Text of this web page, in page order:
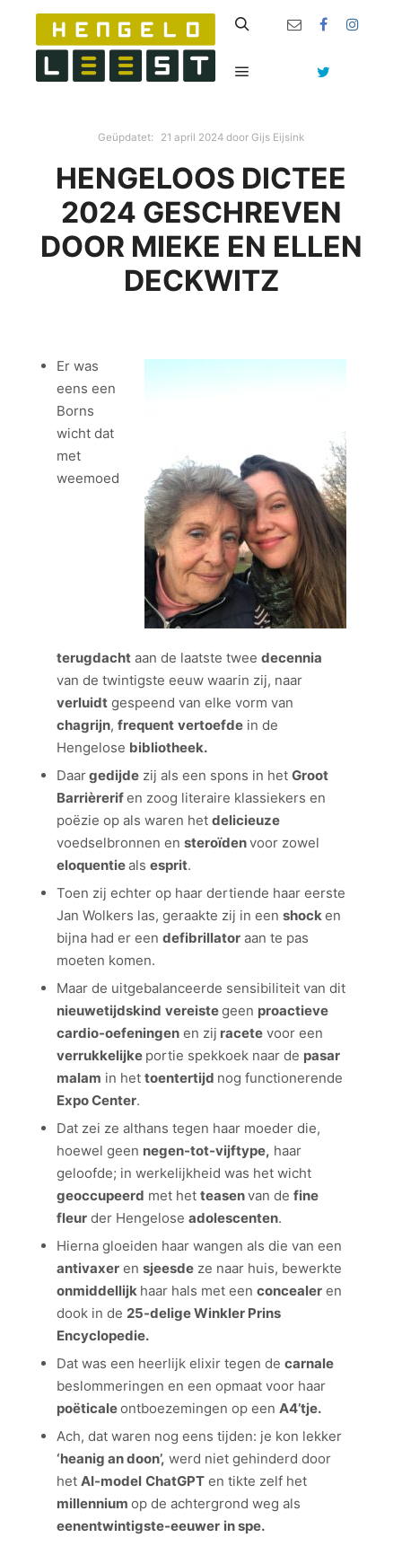
Geüpdatet: 21 april 2024 door Gijs Eijsink
HENGELOOS DICTEE
2024 GESCHREVEN
DOOR MIEKE EN ELLEN
DECKWITZ
Er was
eens een
Borns
wicht dat
met
weemoed
terugdachtaan de laatste twee decennia
van de twintigste eeuw waarin zij, naar
verluidtgespeend van elke vorm van
chagrijn, frequent vertoefdein de
Hengelose bibliotheek.
Daargedijdezij als een spons in het Groot
Barrièrerifen zoog literaire klassiekers en
poëzie op als waren het delicieuze
voedselbronnen en steroïdenvoor zowel
eloquentieals esprit.
Toen zij echter op haar dertiende haar eerste
Jan Wolkers las, geraakte zij in een shocken
bijna had er een defibrillatoraan te pas
moeten komen.
Maar de uitgebalanceerde sensibiliteit van dit
nieuwetijdskind vereistegeen proactieve
cardio-oefeningenen zij racetevoor een
verrukkelijke portie spekkoek naar de pasar
malam in het toentertijd nog functionerende
Expo Center.
Dat zei ze althans tegen haar moeder die,
hoewel geen negen-tot-vijftype, haar
geloofde; in werkelijkheid was het wicht
geoccupeerd met het teasenvan de fine
fleurder Hengelose adolescenten.
Hierna gloeiden haar wangen als die van een
antivaxeren sjeesdeze naar huis, bewerkte
onmiddellijk haar hals met een concealeren
dook in de 25-delige Winkler Prins
Encyclopedie.
Dat was een heerlijk elixir tegen de carnale
beslommeringen en een opmaat voor haar
poëticaleontboezemingen op een A4’tje.
Ach, dat waren nog eens tijden: je kon lekker
‘heanig an doon’, werd niet gehinderd door
het AI-model ChatGPTen tikte zelf het
millennium op de achtergrond weg als
eenentwintigste-eeuwer in spe.